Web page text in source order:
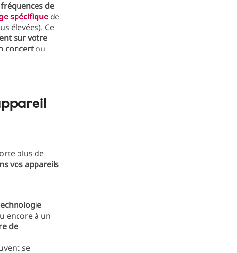
fréquences de
spécifique de
élevées). Ce
sur votre
concert ou
plus de
vos appareils
encore à un
de
se